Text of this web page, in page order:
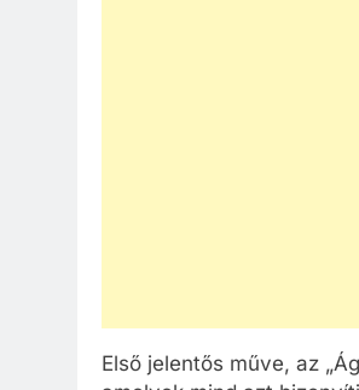
Első jelentős műve, az